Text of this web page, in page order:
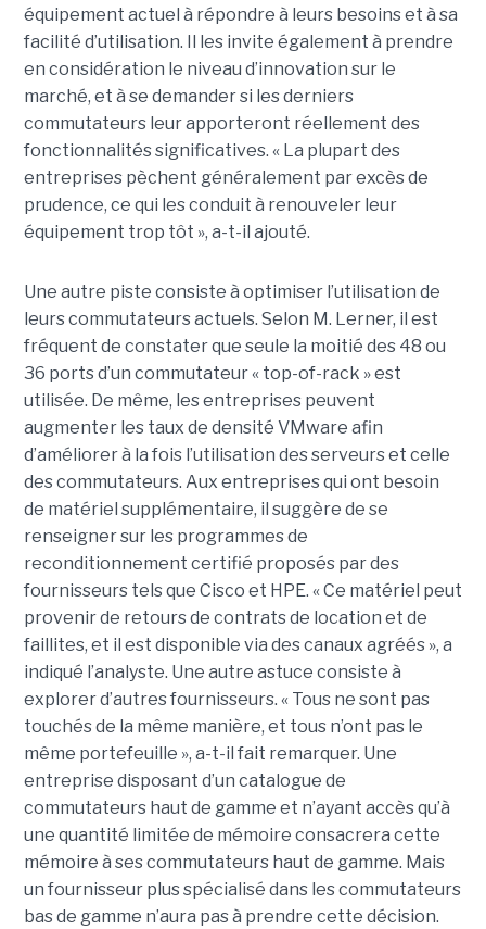
équipement actuel à répondre à leurs besoins et à sa
facilité d’utilisation. Il les invite également à prendre
en considération le niveau d’innovation sur le
marché, et à se demander si les derniers
commutateurs leur apporteront réellement des
fonctionnalités significatives. « La plupart des
entreprises pèchent généralement par excès de
prudence, ce qui les conduit à renouveler leur
équipement trop tôt », a-t-il ajouté.
Une autre piste consiste à optimiser l’utilisation de
leurs commutateurs actuels. Selon M. Lerner, il est
fréquent de constater que seule la moitié des 48 ou
36 ports d’un commutateur « top-of-rack » est
utilisée. De même, les entreprises peuvent
augmenter les taux de densité VMware afin
d’améliorer à la fois l’utilisation des serveurs et celle
des commutateurs. Aux entreprises qui ont besoin
de matériel supplémentaire, il suggère de se
renseigner sur les programmes de
reconditionnement certifié proposés par des
fournisseurs tels que Cisco et HPE. « Ce matériel peut
provenir de retours de contrats de location et de
faillites, et il est disponible via des canaux agréés », a
indiqué l’analyste. Une autre astuce consiste à
explorer d’autres fournisseurs. « Tous ne sont pas
touchés de la même manière, et tous n’ont pas le
même portefeuille », a-t-il fait remarquer. Une
entreprise disposant d’un catalogue de
commutateurs haut de gamme et n’ayant accès qu’à
une quantité limitée de mémoire consacrera cette
mémoire à ses commutateurs haut de gamme. Mais
un fournisseur plus spécialisé dans les commutateurs
bas de gamme n’aura pas à prendre cette décision.